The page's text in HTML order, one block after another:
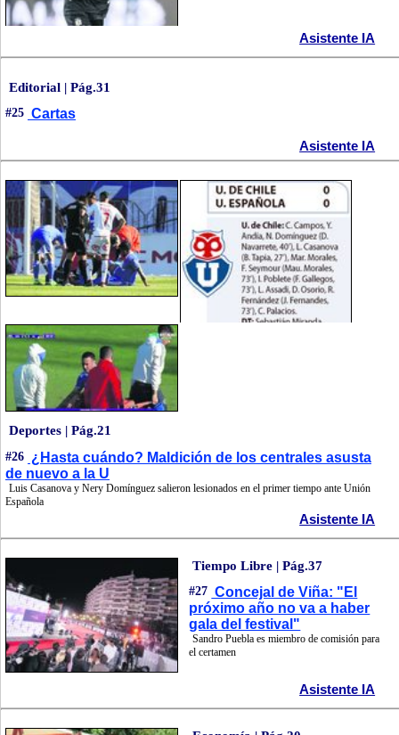
Asistente IA
Editorial | Pág.31
#25 Cartas
Asistente IA
Deportes | Pág.21
#26 ¿Hasta cuándo? Maldición de los centrales asusta
de nuevo a la U
Luis Casanova y Nery Domínguez salieron lesionados en el primer tiempo ante Unión
Española
Asistente IA
Tiempo Libre | Pág.37
#27 Concejal de Viña: "El
próximo año no va a haber
gala del festival"
Sandro Puebla es miembro de comisión para
el certamen
Asistente IA